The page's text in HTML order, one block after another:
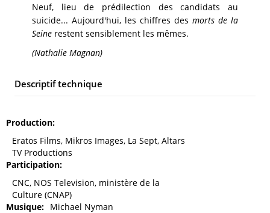
Neuf, lieu de prédilection des candidats au
suicide... Aujourd'hui, les chiffres desmorts de la
Seinerestent sensiblement les mêmes.
(Nathalie Magnan)
Descriptif technique
Production
Eratos Films, Mikros Images, La Sept, Altars
TV Productions
Participation
CNC, NOS Television, ministère de la
Culture (CNAP)
Musique
Michael Nyman